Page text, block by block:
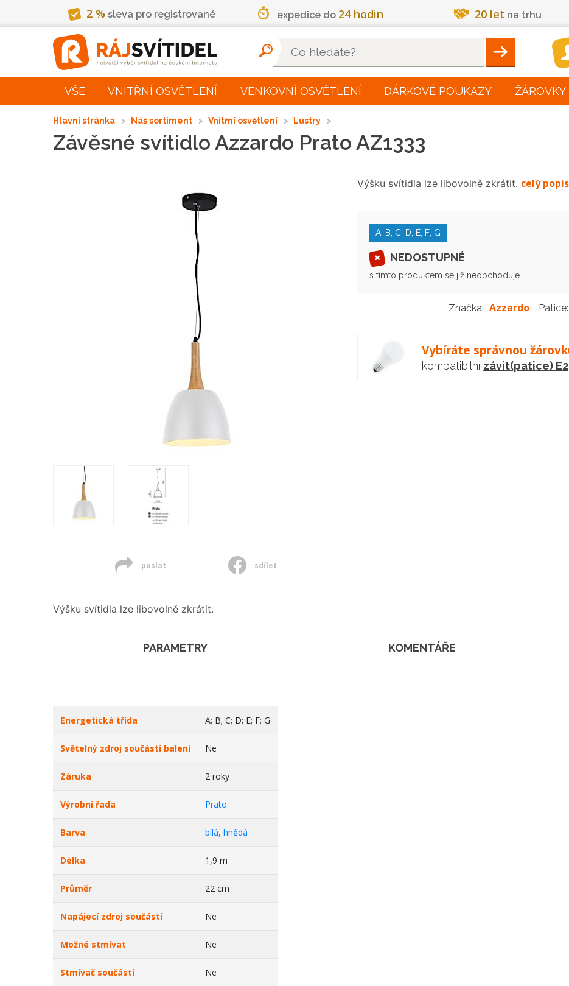
2 % sleva pro registrované expedice do 24 hodin 20 let na trhu
Hleadat
VŠE VNITŘNÍ OSVĚTLENÍ VENKOVNÍ OSVĚTLENÍ DÁRKOVÉ POUKAZY ŽÁROVKY
Hlavní stránka Náš sortiment Vnitřní osvětlení Lustry
Závěsné svítidlo Azzardo Prato AZ1333
poslat sdílet
Výšku svítidla lze libovolně zkrátit. celý
A; B; C; D; E; F; G
NEDOSTUPNÉ
s tímto produktem se již neobchoduje
Značka: Azzardo Patice:
Vybíráte správnou
kompatibilní závit(patice)
Výšku svítidla lze libovolně zkrátit.
PARAMETRY KOMENTÁŘE
Energetická třída A; B; C; D; E; F; G
Světelný zdroj součástí balení Ne
Záruka 2 roky
Výrobní řada Prato
Barva bílá, hnědá
Délka 1,9 m
Průměr 22 cm
Napájecí zdroj součástí Ne
Možné stmívat Ne
Stmívač součástí Ne